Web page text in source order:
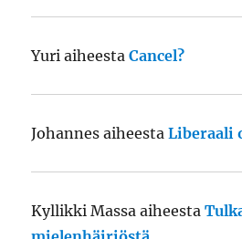
Yuri aiheestaCancel?
Johannes aiheestaLiberaali
Kyllikki Massa aiheesta